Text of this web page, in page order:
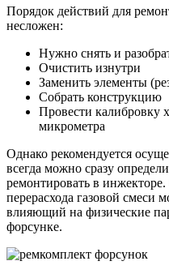
Порядок действий для
несложен:
Нужно снять и
Очистить изнутри
Заменить элементы
Собрать конструкцию
Провести калибровку
микрометра
Однако рекомендуется
всегда можно сразу
ремонтировать в
перерасхода газовой смеси
влияющий на физические
форсунке.